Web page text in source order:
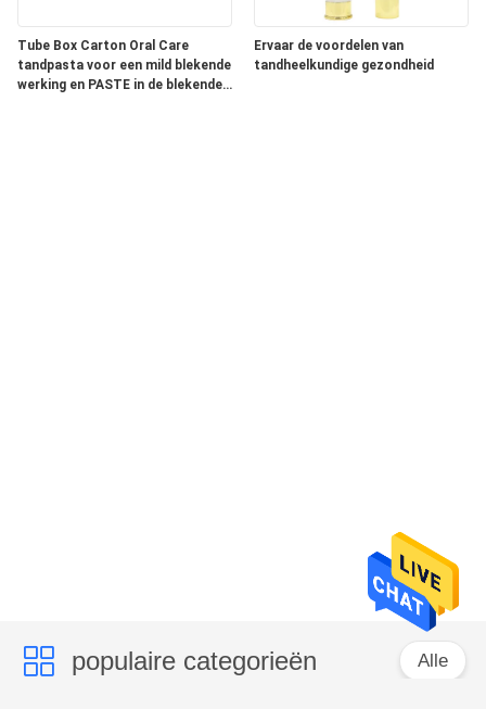
Tube Box Carton Oral Care
tandpasta voor een mild blekende
werking en PASTE in de blekende
Ervaar de voordelen van
tandheelkundige gezondheid
populaire categorieën Alle